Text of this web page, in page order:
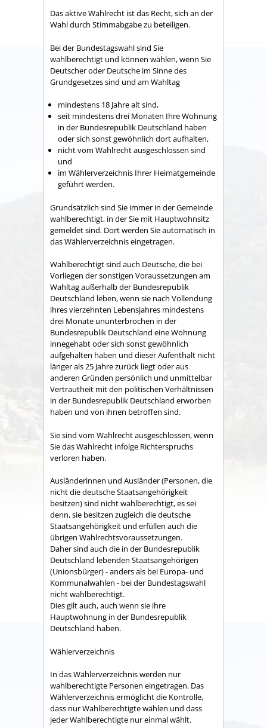
Das aktive Wahlrecht ist das Recht, sich an der
Wahl durch Stimmabgabe zu beteiligen.
Bei der Bundestagswahl sind Sie
wahlberechtigt und können wählen, wenn Sie
Deutscher oder Deutsche im Sinne des
Grundgesetzes sind und am Wahltag
mindestens 18 Jahre alt sind,
seit mindestens drei Monaten Ihre Wohnung
in der Bundesrepublik Deutschland haben
oder sich sonst gewöhnlich dort aufhalten,
nicht vom Wahlrecht ausgeschlossen sind
und
im Wählerverzeichnis Ihrer Heimatgemeinde
geführt werden.
Grundsätzlich sind Sie immer in der Gemeinde
wahlberechtigt, in der Sie mit Hauptwohnsitz
gemeldet sind. Dort werden Sie automatisch in
das Wählerverzeichnis eingetragen.
Wahlberechtigt sind auch Deutsche, die bei
Vorliegen der sonstigen Voraussetzungen am
Wahltag außerhalb der Bundesrepublik
Deutschland leben, wenn sie nach Vollendung
ihres vierzehnten Lebensjahres mindestens
drei Monate ununterbrochen in der
Bundesrepublik Deutschland eine Wohnung
innegehabt oder sich sonst gewöhnlich
aufgehalten haben und dieser Aufenthalt nicht
länger als 25 Jahre zurück liegt oder aus
anderen Gründen persönlich und unmittelbar
Vertrautheit mit den politischen Verhältnissen
in der Bundesrepublik Deutschland erworben
haben und von ihnen betroffen sind.
Sie sind vom Wahlrecht ausgeschlossen, wenn
Sie das Wahlrecht infolge Richterspruchs
verloren haben.
Ausländerinnen und Ausländer (Personen, die
nicht die deutsche Staatsangehörigkeit
besitzen) sind nicht wahlberechtigt, es sei
denn, sie besitzen zugleich die deutsche
Staatsangehörigkeit und erfüllen auch die
übrigen Wahlrechtsvoraussetzungen.
Daher sind auch die in der Bundesrepublik
Deutschland lebenden Staatsangehörigen
(Unionsbürger) - anders als bei Europa- und
Kommunalwahlen - bei der Bundestagswahl
nicht wahlberechtigt.
Dies gilt auch, auch wenn sie ihre
Hauptwohnung in der Bundesrepublik
Deutschland haben.
Wählerverzeichnis
In das Wählerverzeichnis werden nur
wahlberechtigte Personen eingetragen. Das
Wählerverzeichnis ermöglicht die Kontrolle,
dass nur Wahlberechtigte wählen und dass
jeder Wahlberechtigte nur einmal wählt.